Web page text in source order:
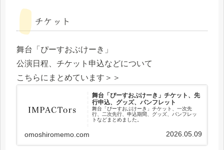
チケット
舞台「ぴーすおぶけーき」
公演日程、チケット申込などについて
こちらにまとめています＞＞
舞台「ぴーすおぶけーき」チケット、先
行申込、グッズ、パンフレット
舞台「ぴーすおぶけーき」チケット、一次先
行、二次先行、申込期間、グッズ、パンフレッ
トなどまとめました。
omoshiromemo.com 2026.05.09